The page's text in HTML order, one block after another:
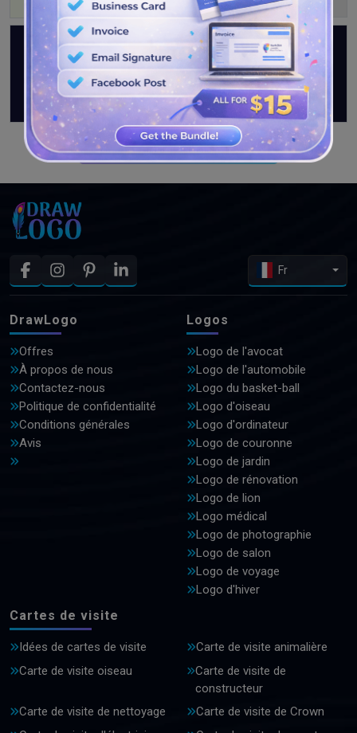
VOIR PLUS DE CONCEPTIONS
Fr
DrawLogo
Offres
À propos de nous
Contactez-nous
Politique de confidentialité
Conditions générales
Avis
Logos
Logo de l'avocat
Logo de l'automobile
Logo du basket-ball
Logo d'oiseau
Logo d'ordinateur
Logo de couronne
Logo de jardin
Logo de rénovation
Logo de lion
Logo médical
Logo de photographie
Logo de salon
Logo de voyage
Logo d'hiver
Cartes de visite
Idées de cartes de visite
Carte de visite animalière
Carte de visite oiseau
Carte de visite de
constructeur
Carte de visite de nettoyage
Carte de visite de Crown